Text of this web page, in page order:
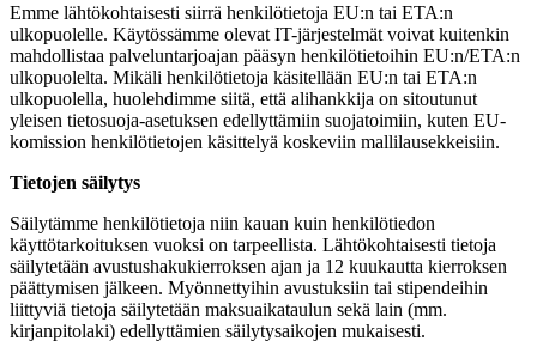
Emme lähtökohtaisesti siirrä henkilötietoja EU:n tai ETA:n
ulkopuolelle. Käytössämme olevat IT-järjestelmät voivat kuitenkin
mahdollistaa palveluntarjoajan pääsyn henkilötietoihin EU:n/ETA:n
ulkopuolelta. Mikäli henkilötietoja käsitellään EU:n tai ETA:n
ulkopuolella, huolehdimme siitä, että alihankkija on sitoutunut
yleisen tietosuoja-asetuksen edellyttämiin suojatoimiin, kuten EU-
komission henkilötietojen käsittelyä koskeviin mallilausekkeisiin.
Tietojen säilytys
Säilytämme henkilötietoja niin kauan kuin henkilötiedon
käyttötarkoituksen vuoksi on tarpeellista. Lähtökohtaisesti tietoja
säilytetään avustushakukierroksen ajan ja 12 kuukautta kierroksen
päättymisen jälkeen. Myönnettyihin avustuksiin tai stipendeihin
liittyviä tietoja säilytetään maksuaikataulun sekä lain (mm.
kirjanpitolaki) edellyttämien säilytysaikojen mukaisesti.